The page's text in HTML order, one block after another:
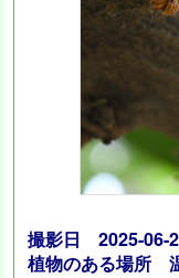
撮影日 2025-06-
植物のある場所